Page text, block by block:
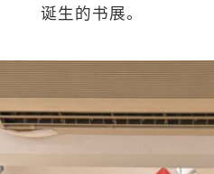
诞生的书展。